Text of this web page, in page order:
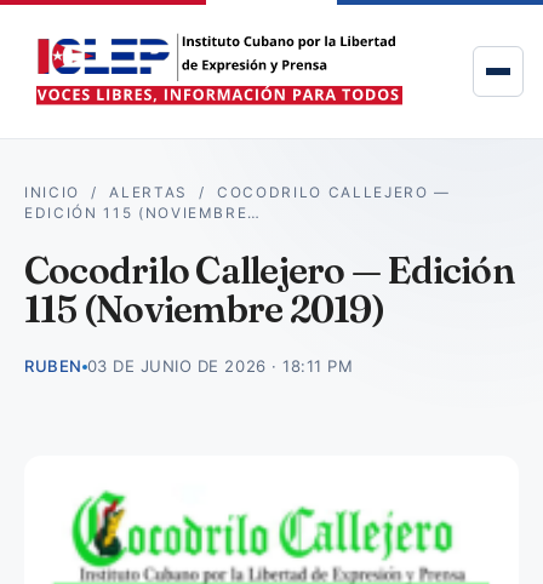
INICIO /ALERTAS /COCODRILO CALLEJERO —
EDICIÓN 115 (NOVIEMBRE…
Cocodrilo Callejero — Edición
115 (Noviembre 2019)
RUBEN 03 DE JUNIO DE 2026 · 18:11 PM